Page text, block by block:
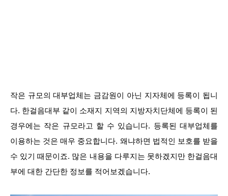
작은 규모의 대부업체는 금감원이 아닌 지자체에 등록이 됩니
다. 한걸음대부 같이 소재지 지역의 지방자치단체에 등록이 된
경우에는 작은 규모라고 할 수 있습니다. 등록된 대부업체를
이용하는 것은 매우 중요합니다. 왜냐하면 법적인 보호를 받을
수 있기 때문이죠. 많은 내용을 다루지는 못하겠지만 한걸음대
부에 대한 간단한 정보를 적어보겠습니다.